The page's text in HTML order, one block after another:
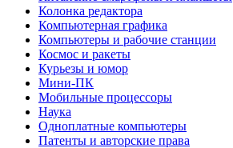
Колонка редактора
Компьютерная графика
Компьютеры и рабочие станции
Космос и ракеты
Курьезы и юмор
Мини-ПК
Мобильные процессоры
Наука
Одноплатные компьютеры
Патенты и авторские права